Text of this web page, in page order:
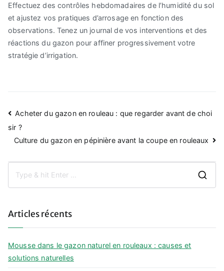
Effectuez des contrôles hebdomadaires de l’humidité du sol
et ajustez vos pratiques d’arrosage en fonction des
observations. Tenez un journal de vos interventions et des
réactions du gazon pour affiner progressivement votre
stratégie d’irrigation.
Navigation
de
l’article
Acheter du gazon en rouleau : que regarder avant de choi
sir ?
Culture du gazon en pépinière avant la coupe en rouleaux
c
Articles récents
Mousse dans le gazon naturel en rouleaux : causes et
solutions naturelles